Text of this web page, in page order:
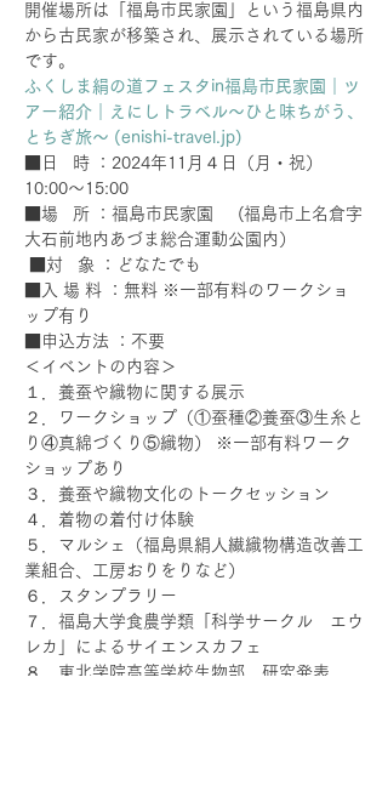
開催場所は「福島市民家園」という福島県内
から古民家が移築され、展示されている場所
です。
ふくしま絹の道フェスタin福島市民家園｜ツ
アー紹介｜えにしトラベル～ひと味ちがう、
とちぎ旅～ (enishi-travel.jp)
■日   時 ：2024年11月４日（月・祝）
10:00～15:00
■場   所 ：福島市民家園     (福島市上名倉字
大石前地内あづま総合運動公園内）
■対   象 ：どなたでも
■入 場 料 ：無料 ※一部有料のワークショ
ップ有り
■申込方法 ：不要
＜イベントの内容＞
１．養蚕や織物に関する展示
２．ワークショップ（①蚕種②養蚕③生糸と
り④真綿づくり⑤織物） ※一部有料ワーク
ショップあり
３．養蚕や織物文化のトークセッション
４．着物の着付け体験
５．マルシェ（福島県絹人繊織物構造改善工
業組合、工房おりをりなど）
６．スタンプラリー
７．福島大学食農学類「科学サークル　エウ
レカ」によるサイエンスカフェ
８．東北学院高等学校生物部　研究発表